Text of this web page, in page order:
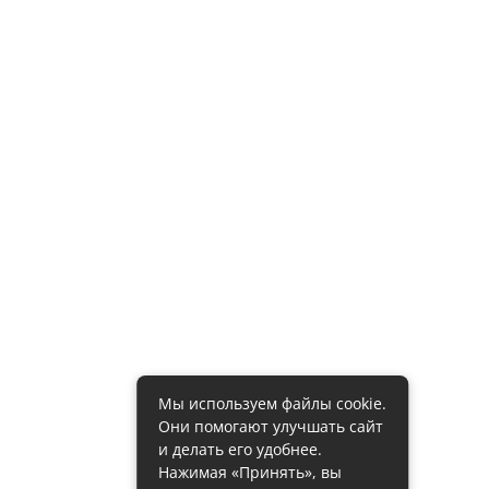
Мы используем файлы cookie.
Они помогают улучшать сайт
и делать его удобнее.
Нажимая «Принять», вы